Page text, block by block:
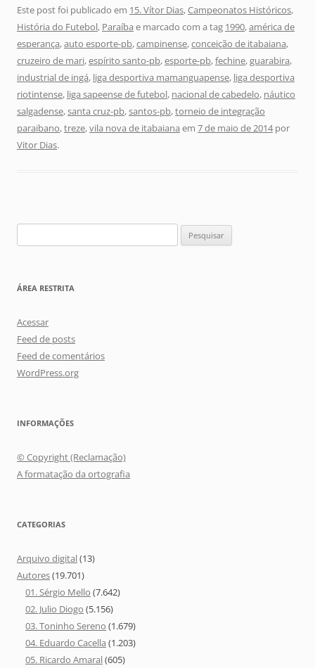
Este post foi publicado em 15. Vítor Dias,Campeonatos Históricos,
História do Futebol, Paraíba e marcado com a tag 1990,américa de
esperança,auto esporte-pb,campinense,conceição de itabaiana,
cruzeiro de mari,espírito santo-pb,esporte-pb,fechine,guarabira,
industrial de ingá, liga desportiva mamanguapense, liga desportiva
riotintense, liga sapeense de futebol, nacional de cabedelo, náutico
salgadense,santa cruz-pb,santos-pb,torneio de integração
paraibano,treze,vila nova de itabaiana em 7 de maio de 2014por
Vitor Dias.
por:
ÁREA RESTRITA
Acessar
Feed de posts
Feed de comentários
WordPress.org
INFORMAÇÕES
© Copyright (Reclamação)
A formatação da ortografia
CATEGORIAS
Arquivo digital(13)
Autores(19.701)
01. Sérgio Mello (7.642)
02. Julio Diogo (5.156)
03. Toninho Sereno (1.679)
04. Eduardo Cacella (1.203)
05. Ricardo Amaral(605)